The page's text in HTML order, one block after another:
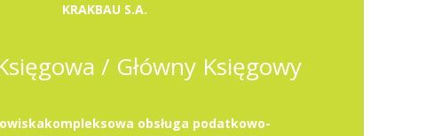
KRAKBAU S.A.
/ Główny Księgowy
obsługa podatkowo-